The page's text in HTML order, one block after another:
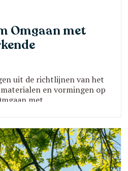
Omgaan met
uit de richtlijnen van het
en vormingen op
met